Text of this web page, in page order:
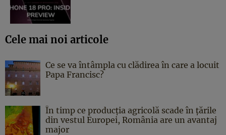
Cele mai noi articole
Ce se va întâmpla cu clădirea în care a locuit
Papa Francisc?
În timp ce producția agricolă scade în țările
din vestul Europei, România are un avantaj
major